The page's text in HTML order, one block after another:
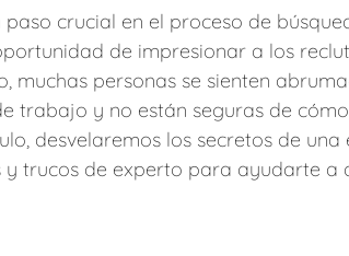
crucial en el proceso de
de impresionar a los
muchas personas se sienten
trabajo y no están seguras de
desvelaremos los secretos de
trucos de experto para ayudarte a